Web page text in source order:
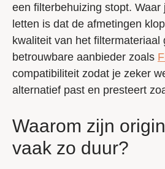
een filterbehuizing stopt. Waar
letten is dat de afmetingen
kwaliteit van het filtermateriaal
betrouwbare aanbieder zoals
compatibiliteit zodat je zeker
alternatief past en presteert
Waarom zijn
vaak zo duur?